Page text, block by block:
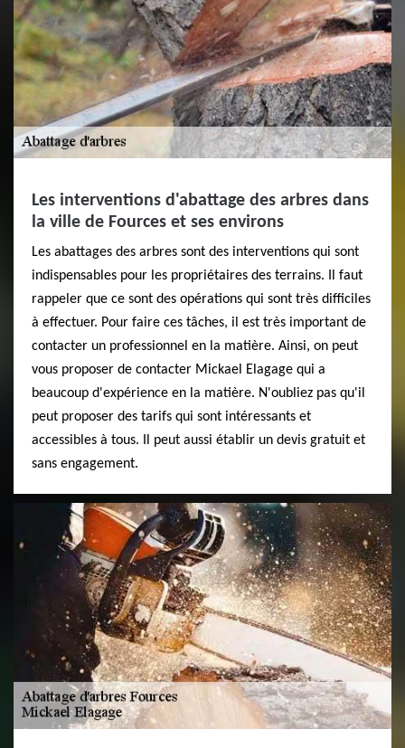
Les interventions d'abattage des arbres dans
la ville de Fources et ses environs
Les abattages des arbres sont des interventions qui sont
indispensables pour les propriétaires des terrains. Il faut
rappeler que ce sont des opérations qui sont très difficiles
à effectuer. Pour faire ces tâches, il est très important de
contacter un professionnel en la matière. Ainsi, on peut
vous proposer de contacter Mickael Elagage qui a
beaucoup d'expérience en la matière. N'oubliez pas qu'il
peut proposer des tarifs qui sont intéressants et
accessibles à tous. Il peut aussi établir un devis gratuit et
sans engagement.